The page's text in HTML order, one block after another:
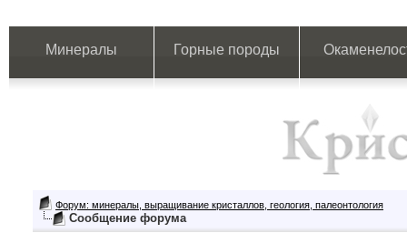
Минералы Горные породы
Форум: минералы, выращивание кристаллов, геология, палеонтология
Сообщение форума